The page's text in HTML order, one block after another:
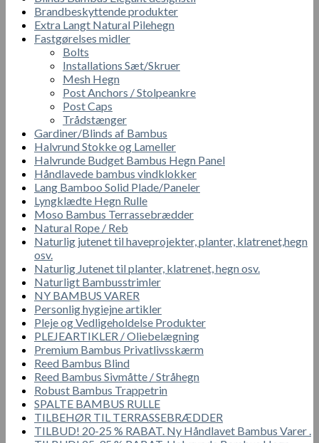
Brandbeskyttende produkter
Extra Langt Natural Pilehegn
Fastgørelses midler
Bolts
Installations Sæt/Skruer
Mesh Hegn
Post Anchors / Stolpeankre
Post Caps
Trådstænger
Gardiner/Blinds af Bambus
Halvrund Stokke og Lameller
Halvrunde Budget Bambus Hegn Panel
Håndlavede bambus vindklokker
Lang Bamboo Solid Plade/Paneler
Lyngklædte Hegn Rulle
Moso Bambus Terrassebrædder
Natural Rope / Reb
Naturlig jutenet til haveprojekter, planter, klatrenet,hegn
osv.
Naturlig Jutenet til planter, klatrenet, hegn osv.
Naturligt Bambusstrimler
NY BAMBUS VARER
Personlig hygiejne artikler
Pleje og Vedligeholdelse Produkter
PLEJEARTIKLER / Oliebelægning
Premium Bambus Privatlivsskærm
Reed Bambus Blind
Reed Bambus Sivmåtte / Stråhegn
Robust Bambus Trappetrin
SPALTE BAMBUS RULLE
TILBEHØR TIL TERRASSEBRÆDDER
TILBUD! 20-25 % RABAT. Ny Håndlavet Bambus Varer .